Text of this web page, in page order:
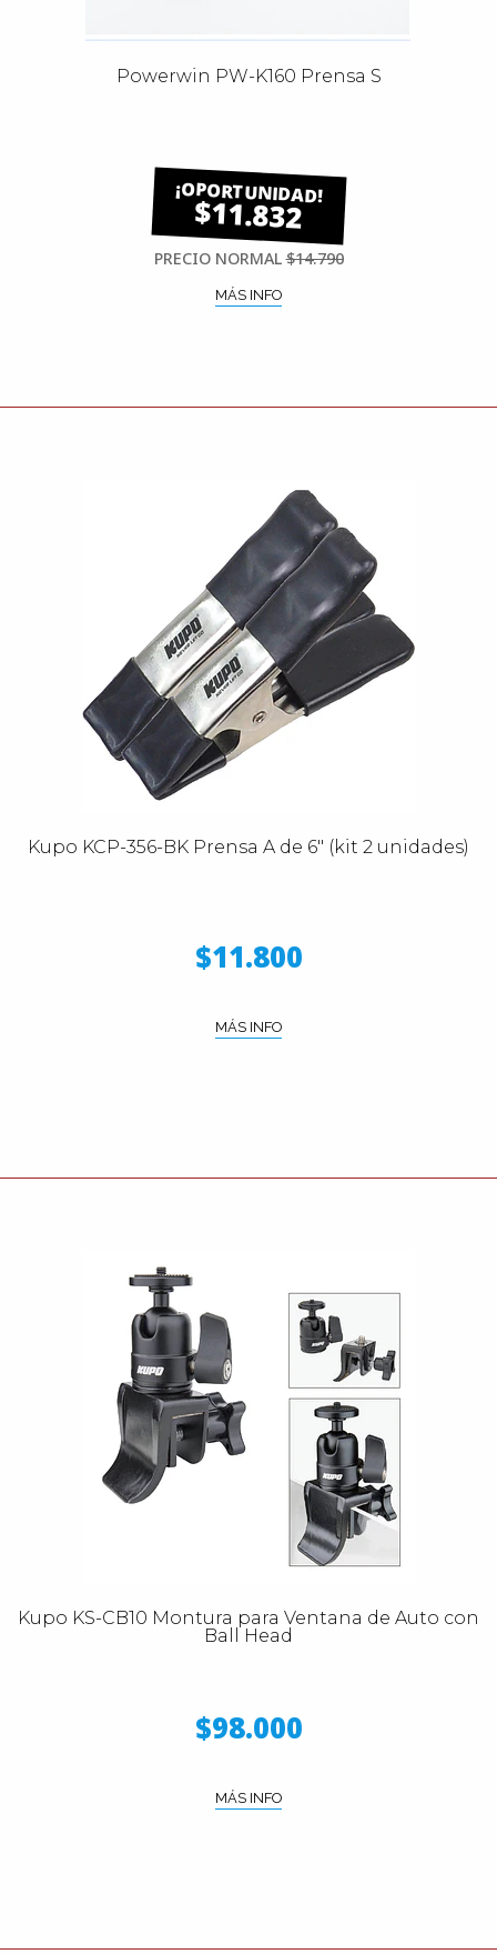
Powerwin PW-K160 Prensa S
$11.832
PRECIO NORMAL$14.790
MÁS INFO
Kupo KCP-356-BK Prensa A de 6" (kit 2 unidades)
$11.800
MÁS INFO
Kupo KS-CB10 Montura para Ventana de Auto con
Ball Head
$98.000
MÁS INFO